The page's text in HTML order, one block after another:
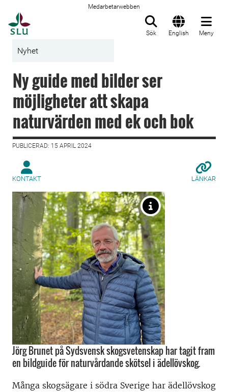
Medarbetarwebben
Sök English Meny
Nyhet
Ny guide med bilder ser
möjligheter att skapa
naturvärden med ek och bok
PUBLICERAD: 15 APRIL 2024
KONTAKT LÄNKAR
Jörg Brunet på Sydsvensk skogsvetenskap har tagit fram
en bildguide för naturvårdande skötsel i ädellövskog.
Många skogsägare i södra Sverige har ädellövskog